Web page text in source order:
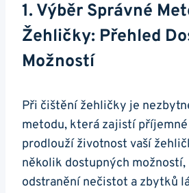
1.​ Výběr Správné
Žehličky: Přehled
Možností
Při čištění žehličky je
metodu, která‌ zajistí
prodlouží životnost vaší
několik dostupných
odstranění⁣ nečistot a⁢ zbytků